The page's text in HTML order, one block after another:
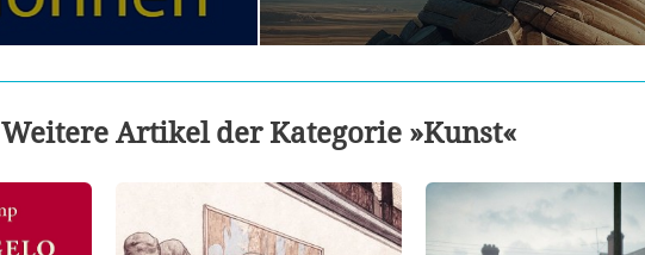
Weitere Artikel der Kategorie »Kunst«